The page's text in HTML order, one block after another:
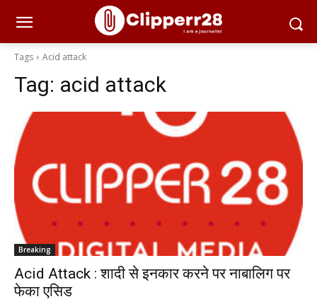
Tags Acid attack
Tag: acid attack
Breaking
Acid Attack : शादी से इनकार करने पर नाबालिग पर
फेका एसिड